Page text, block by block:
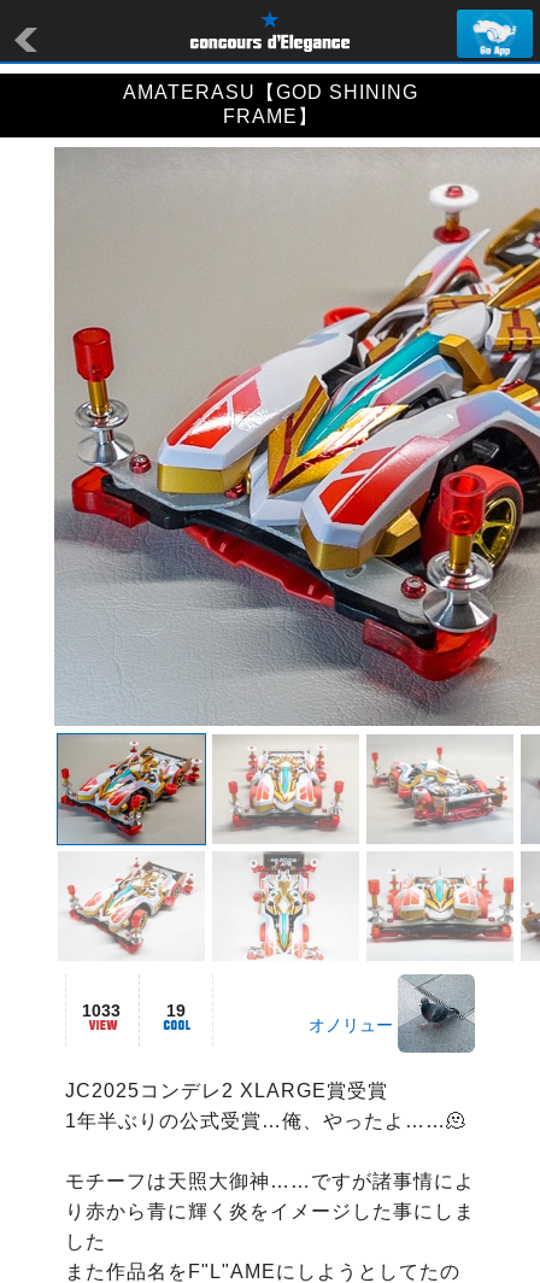
AMATERASU【GOD SHINING
FRAME】
1033 19
オノリュー
JC2025コンデレ2 XLARGE賞受賞
1年半ぶりの公式受賞…俺、やったよ……🫠
モチーフは天照大御神……ですが諸事情によ
り赤から青に輝く炎をイメージした事にしま
した
また作品名をF"L"AMEにしようとしてたの